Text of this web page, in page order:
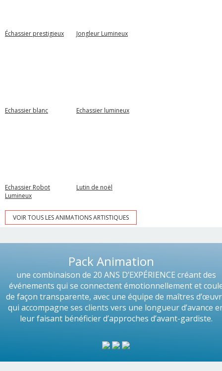
Échassier prestigieux Jongleur Lumineux
Echassier blanc Echassier lumineux
Echassier Robot
Lumineux
Lutin de noël
VOIR TOUS LES ANIMATIONS ARTISTIQUES
Pack Animation
une combinaison de 20 ANS D’EXPÉRIENCE créant des
événements qui se connectent émotionnellement et
de façon transparente, avec une équipe de maîtres
qui accompagne ses clients vers une longueur d’avance
leur faisant bénéficier d’approches d’avant-gardiste.